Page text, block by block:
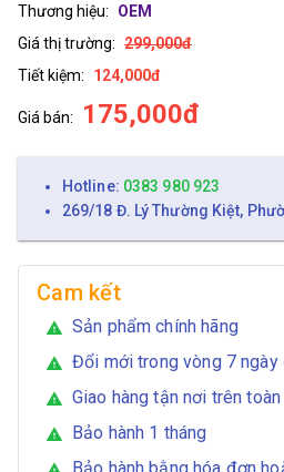
Thương hiệu:
OEM
Giá thị trường: 299,000đ
Tiết kiệm:
124,000đ
Giá bán: 175,000đ
Hotline: 0383 980 923
269/18 Đ. Lý Thường Kiệt,
Cam kết
warning Sản phẩm chính hãng
warning Đổi mới trong vòng 7 ngày
warning Giao hàng tận nơi trên
warning Bảo hành 1 tháng